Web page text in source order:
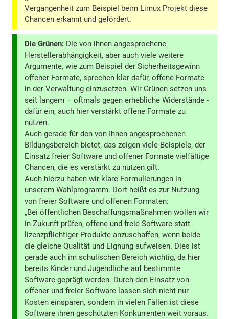
Vergangenheit zum Beispiel beim Limux Projekt diese
Chancen erkannt und gefördert.
Die Grünen: Die von ihnen angesprochene
Herstellerabhängigkeit, aber auch viele weitere
Argumente, wie zum Beispiel der Sicherheitsgewinn
offener Formate, sprechen klar dafür, offene Formate
in der Verwaltung einzusetzen. Wir Grünen setzen uns
seit langem – oftmals gegen erhebliche Widerstände -
dafür ein, auch hier verstärkt offene Formate zu
nutzen.
Auch gerade für den von Ihnen angesprochenen
Bildungsbereich bietet, das zeigen viele Beispiele, der
Einsatz freier Software und offener Formate vielfältige
Chancen, die es verstärkt zu nutzen gilt.
Auch hierzu haben wir klare Formulierungen in
unserem Wahlprogramm. Dort heißt es zur Nutzung
von freier Software und offenen Formaten:
„Bei öffentlichen Beschaffungsmaßnahmen wollen wir
in Zukunft prüfen, offene und freie Software statt
lizenzpflichtiger Produkte anzuschaffen, wenn beide
die gleiche Qualität und Eignung aufweisen. Dies ist
gerade auch im schulischen Bereich wichtig, da hier
bereits Kinder und Jugendliche auf bestimmte
Software geprägt werden. Durch den Einsatz von
offener und freier Software lassen sich nicht nur
Kosten einsparen, sondern in vielen Fällen ist diese
Software ihren geschützten Konkurrenten weit voraus.